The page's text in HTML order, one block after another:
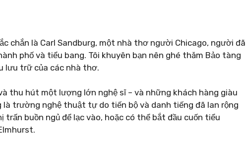
chắn là Carl Sandburg, một nhà thơ người Chicago, người đã
phố và tiểu bang. Tôi khuyên bạn nên ghé thăm Bảo tàng
lưu trữ của các nhà thơ.
thu hút một lượng lớn nghệ sĩ – và những khách hàng giàu
là trường nghệ thuật tự do tiến bộ và danh tiếng đã lan rộng
buồn ngủ để lạc vào, hoặc có thể bắt đầu cuốn tiểu